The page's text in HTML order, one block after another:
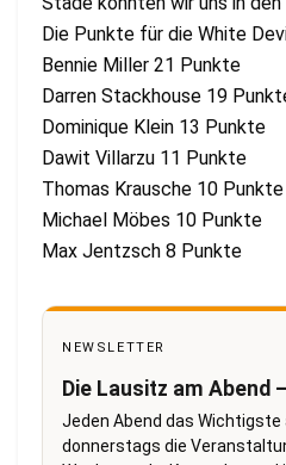
Die Punkte für die White
Bennie Miller 21 Punkte
Darren Stackhouse 19
Dominique Klein 13 Punkte
Dawit Villarzu 11 Punkte
Thomas Krausche 10 Punkte
Michael Möbes 10 Punkte
Max Jentzsch 8 Punkte
NEWSLETTER
Die Lausitz am Abend
Jeden Abend das Wichtigste
donnerstags die